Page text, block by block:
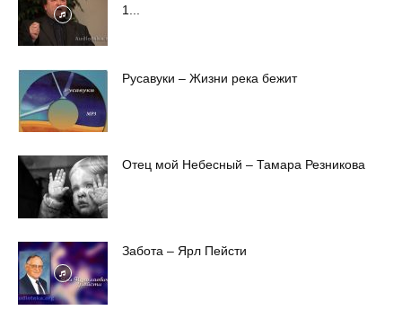
1...
Русавуки – Жизни река бежит
Отец мой Небесный – Тамара Резникова
Забота – Ярл Пейсти